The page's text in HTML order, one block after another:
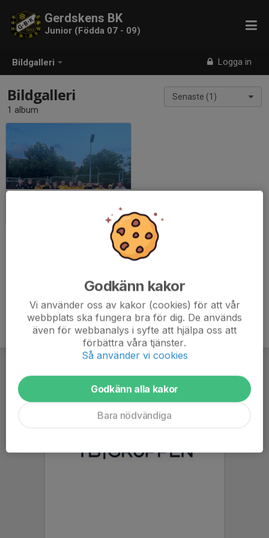
Bildgalleri Logga in
Gerdskens BK
Junior (Födda 07 - 09)
Senaste (1)
Bildgalleri
1 album
Godkänn kakor
Vi använder oss av kakor (cookies) för att vår
webbplats ska fungera bra för dig. De används
även för webbanalys i syfte att hjälpa oss att
förbättra våra tjänster.
Så använder vi cookies
Godkänn alla kakor
Bara nödvändiga